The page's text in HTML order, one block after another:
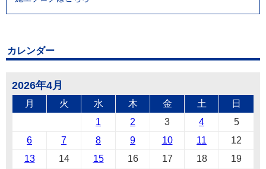
カレンダー
2026年4月
月 火 水 木 金 土 日
1 2 3 4
5
6
7 8 9 10 11
12
13
14 15 16 17 18
19